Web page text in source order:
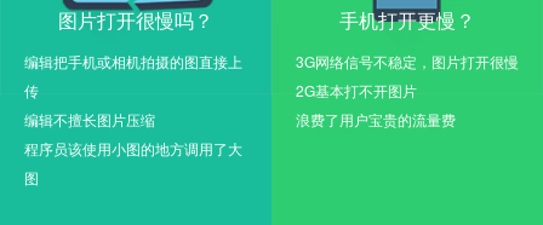
图片打开很慢吗？
编辑把手机或相机拍摄的图直接上
传
编辑不擅长图片压缩
程序员该使用小图的地方调用了大
图
手机打开更慢？
3G网络信号不稳定，图片打开很慢
2G基本打不开图片
浪费了用户宝贵的流量费